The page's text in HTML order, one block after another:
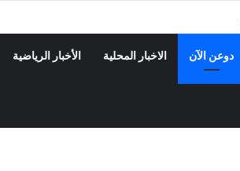
دوعن الآن الاخبار المحلية الأخبار الرياضية